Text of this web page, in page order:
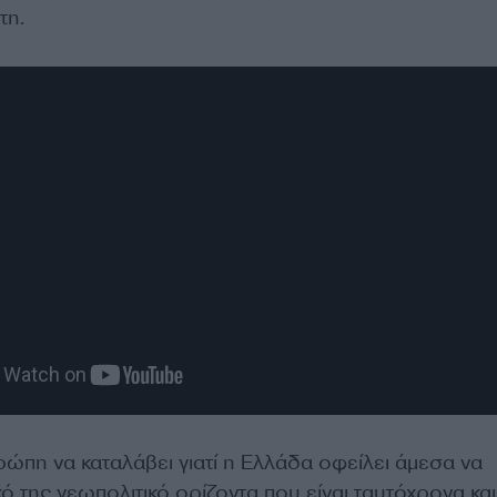
να καταλάβει γιατί η Ελλάδα οφείλει άμεσα να